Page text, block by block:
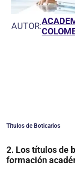
AUTOR:
Títulos de Boticarios
2. Los títulos de
formación